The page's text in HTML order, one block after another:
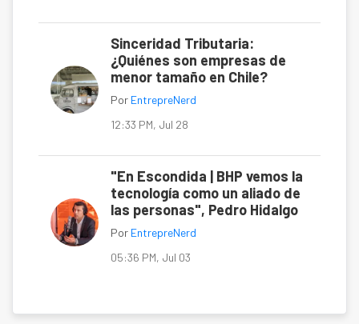
Sinceridad Tributaria:
¿Quiénes son empresas de
menor tamaño en Chile?
Por EntrepreNerd
12:33 PM, Jul 28
"En Escondida | BHP vemos la
tecnología como un aliado de
las personas", Pedro Hidalgo
Por EntrepreNerd
05:36 PM, Jul 03